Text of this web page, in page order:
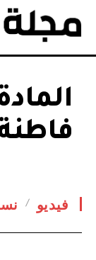
فيديو